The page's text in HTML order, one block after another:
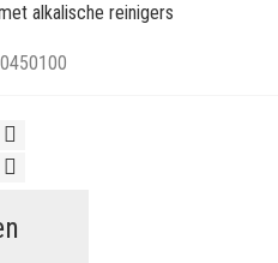
alkalische reinigers